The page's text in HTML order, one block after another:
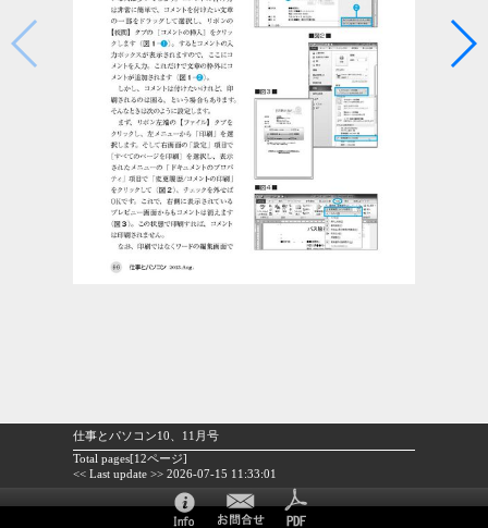
仕事とパソコン10、11月号
Total pages[12ページ]
<< Last update >> 2026-07-15 11:33:01